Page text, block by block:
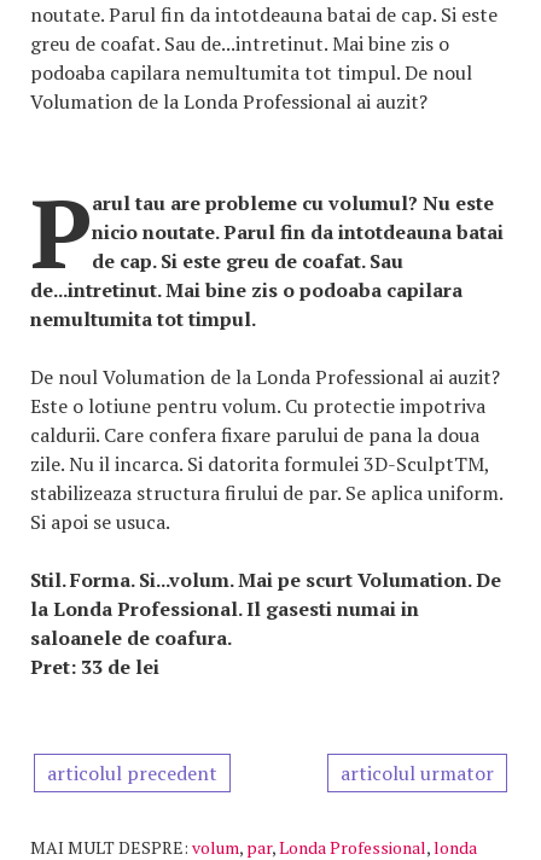
noutate. Parul fin da intotdeauna batai de cap. Si este
greu de coafat. Sau de...intretinut. Mai bine zis o
podoaba capilara nemultumita tot timpul. De noul
Volumation de la Londa Professional ai auzit?
Parul tau are probleme cu volumul? Nu este
nicio noutate. Parul fin da intotdeauna batai
de cap. Si este greu de coafat. Sau
de...intretinut. Mai bine zis o podoaba capilara
nemultumita tot timpul.
De noul Volumation de la Londa Professional ai auzit?
Este o lotiune pentru volum. Cu protectie impotriva
caldurii. Care confera fixare parului de pana la doua
zile. Nu il incarca. Si datorita formulei 3D-SculptTM,
stabilizeaza structura firului de par. Se aplica uniform.
Si apoi se usuca.
Stil. Forma. Si...volum. Mai pe scurt Volumation. De
la Londa Professional. Il gasesti numai in
saloanele de coafura.
Pret: 33 de lei
articolul precedent articolul urmator
MAI MULT DESPRE: volum, par,Londa Professional,londa